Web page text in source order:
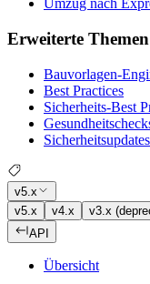
Umzug nach
Erweiterte Themen
Bauvorlagen-
Best Practices
Sicherheits-Best
Sicherheitsupdates
v5.x
v5.x
v4.x
v3.x
API
Übersicht